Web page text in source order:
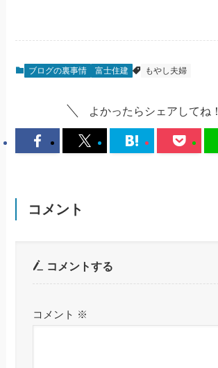
ブログの裏事情 富士住建 もやし夫婦
よかったらシェアしてね！
コメント
コメントする
コメント ※